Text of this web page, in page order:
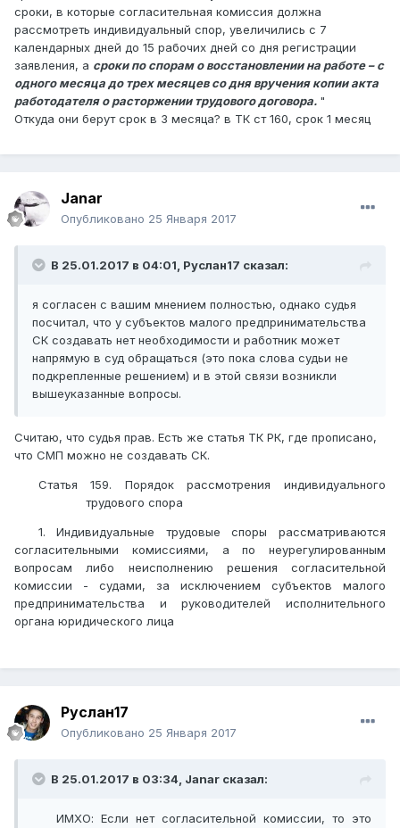
сроки, в которые согласительная комиссия должна
рассмотреть индивидуальный спор, увеличились с 7
календарных дней до 15 рабочих дней со дня регистрации
заявления, а сроки по спорам о восстановлении на работе – с
одного месяца до трех месяцев со дня вручения копии акта
работодателя о расторжении трудового договора. "
Откуда они берут срок в 3 месяца? в ТК ст 160, срок 1 месяц
Janar
Опубликовано 25 Января 2017
В 25.01.2017 в 04:01, Руслан17 сказал:
я согласен с вашим мнением полностью, однако судья
посчитал, что у субъектов малого предпринимательства
СК создавать нет необходимости и работник может
напрямую в суд обращаться (это пока слова судьи не
подкрепленные решением) и в этой связи возникли
вышеуказанные вопросы.
Считаю, что судья прав. Есть же статья ТК РК, где прописано,
что СМП можно не создавать СК.
Статья 159. Порядок рассмотрения индивидуального
трудового спора
1. Индивидуальные трудовые споры рассматриваются
согласительными комиссиями, а по неурегулированным
вопросам либо неисполнению решения согласительной
комиссии - судами, за исключением субъектов малого
предпринимательства и руководителей исполнительного
органа юридического лица
Руслан17
Опубликовано 25 Января 2017
В 25.01.2017 в 03:34, Janar сказал:
ИМХО: Если нет согласительной комиссии, то это